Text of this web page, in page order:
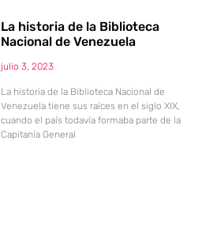
La historia de la Biblioteca
Nacional de Venezuela
julio 3, 2023
La historia de la Biblioteca Nacional de
Venezuela tiene sus raíces en el siglo XIX,
cuando el país todavía formaba parte de la
Capitanía General